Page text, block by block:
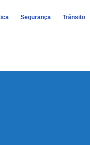
Segurança Trânsito